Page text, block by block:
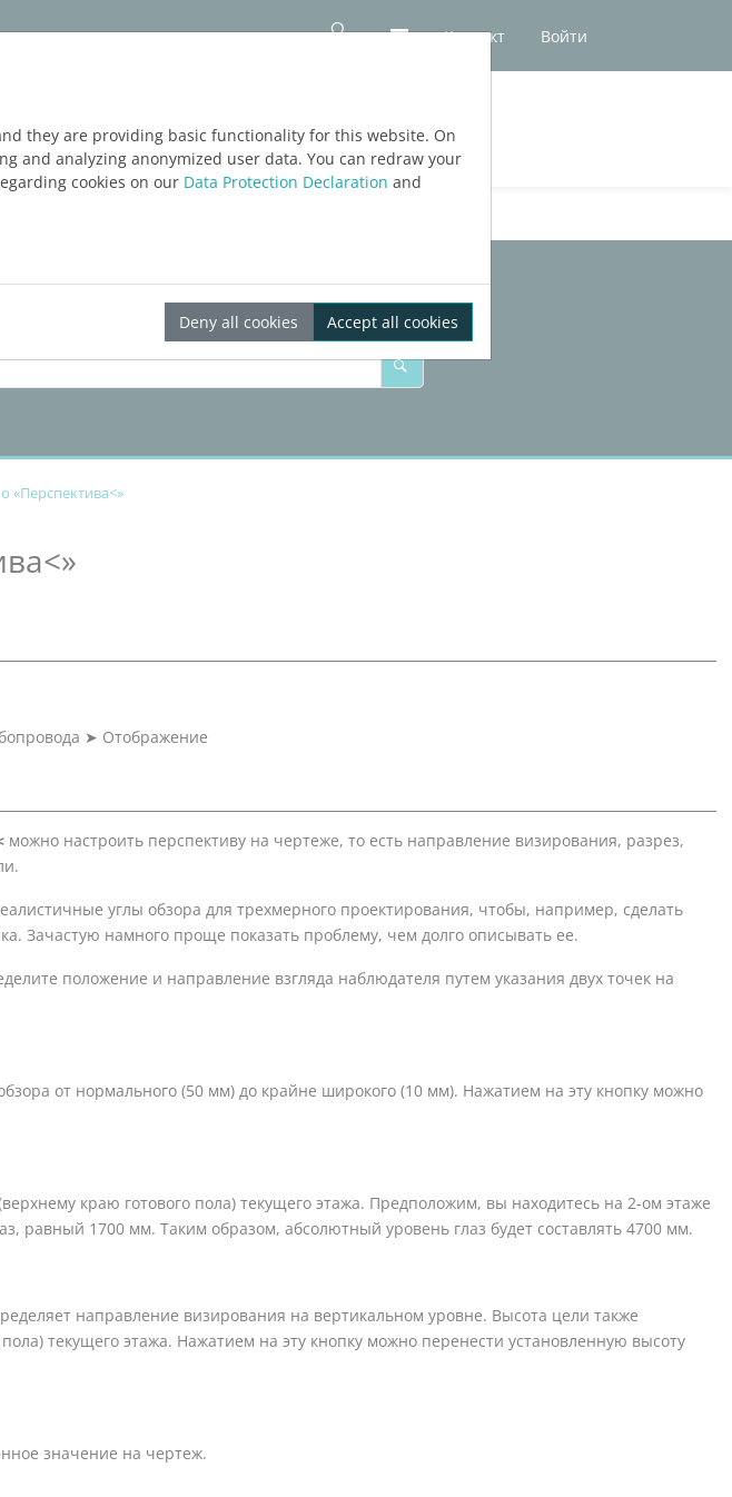
Контакт
Войти
ЗАПРОС ТЕСТОВОЙ ВЕРСИИ
«Перспектива<»
➤ Отображение
можно настроить перспективу на чертеже, то есть направление визирования, разрез,
углы обзора для трехмерного проектирования, чтобы, например, сделать
Зачастую намного проще показать проблему, чем долго описывать ее.
положение и направление взгляда наблюдателя путем указания двух точек на
от нормального (50 мм) до крайне широкого (10 мм). Нажатием на эту кнопку можно
краю готового пола) текущего этажа. Предположим, вы находитесь на 2-ом этаже
равный 1700 мм. Таким образом, абсолютный уровень глаз будет составлять 4700 мм.
направление визирования на вертикальном уровне. Высота цели также
текущего этажа. Нажатием на эту кнопку можно перенести установленную высоту
значение на чертеж.
they are providing basic functionality for this website. On
and analyzing anonymized user data. You can redraw your
cookies on our Data Protection Declaration and
Deny all cookies Accept all cookies